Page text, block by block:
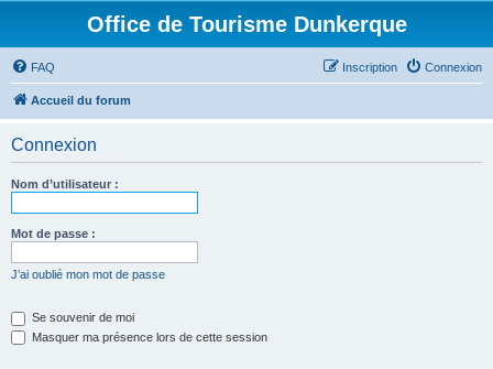
Office de Tourisme Dunkerque
FAQ Connexion
Inscription
Accueil du forum
Connexion
Nom d’utilisateur :
Mot de passe :
J’ai oublié mon mot de passe
Se souvenir de moi
Masquer ma présence lors de cette session